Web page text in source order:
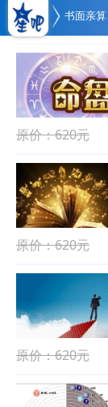
书面亲算
原价：620元
原价：620元
原价：620元